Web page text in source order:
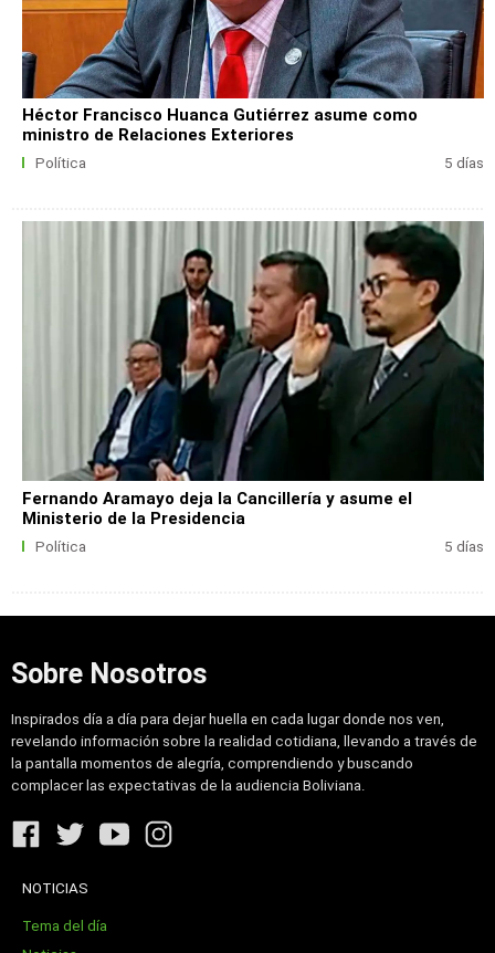
Héctor Francisco Huanca Gutiérrez asume como
ministro de Relaciones Exteriores
Política 5 días
Fernando Aramayo deja la Cancillería y asume el
Ministerio de la Presidencia
Política 5 días
Sobre Nosotros
Inspirados día a día para dejar huella en cada lugar donde nos ven,
revelando información sobre la realidad cotidiana, llevando a través de
la pantalla momentos de alegría, comprendiendo y buscando
complacer las expectativas de la audiencia Boliviana.
NOTICIAS
Tema del día